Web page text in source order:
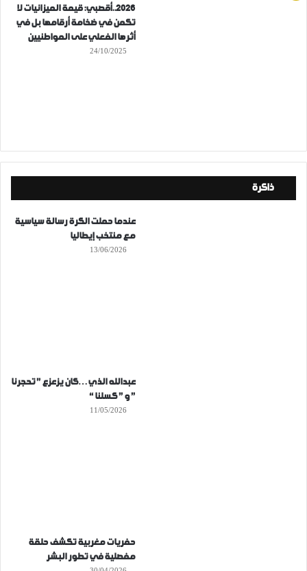
2026..أقصبي: قيمة الميزانيات لا
تكمن في ضخامة أرقامها بل في
أثرها الفعلي على المواطنيين
24/10/2025
ذاكرة
عندما حملت الكرة رسالة سياسية
مع منتخب إيطاليا
13/06/2026
عبدالله الذي…كان يزعزع ” تحجرنا
” و ” كسلنا “
11/05/2026
حفريات مغربية تكشف حلقة
مفصلية في تطور البشر